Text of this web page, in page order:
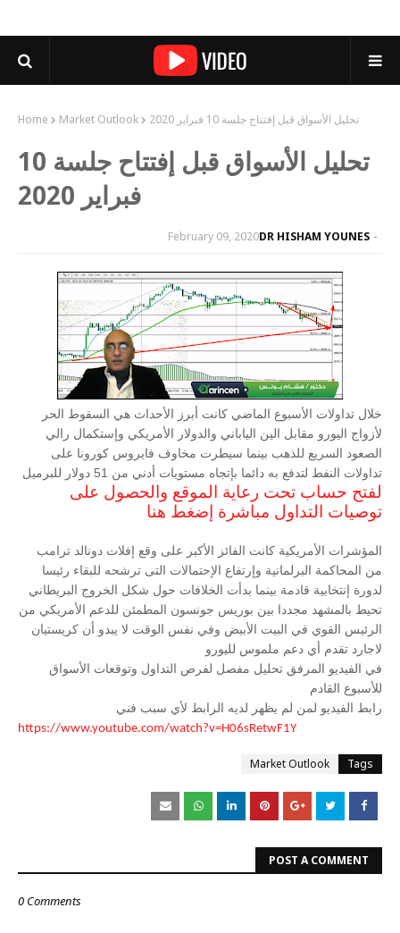
Home Market Outlook تحليل الأسواق قبل إفتتاح جلسة 10 فبراير 2020
تحليل الأسواق قبل إفتتاح جلسة 10
فبراير 2020
DR HISHAM YOUNES
February 09, 2020
خلال تداولات الأسبوع الماضي كانت أبرز الأحداث هي السقوط الحر
لأزواج اليورو مقابل الين الياباني والدولار الأمريكي وإستكمال رالي
الصعود السريع للذهب بينما سيطرت مخاوف فايروس كورونا على
تداولات النفط لتدفع به دائما بإتجاه مستويات أدني من 51 دولار للبرميل
لفتح حساب تحت رعاية الموقع والحصول على
توصيات التداول مباشرة إضغط هنا
المؤشرات الأمريكية كانت الفائز الأكبر على وقع إفلات دونالد ترامب
من المحاكمة البرلمانية وإرتفاع الإحتمالات التى ترشحه للبقاء رئيسا
لدورة إنتخابية قادمة بينما بدأت الخلافات حول شكل الخروج البريطاني
تحيط بالمشهد مجددا بين بوريس جونسون المطمئن للدعم الأمريكي من
الرئيس القوي في البيت الأبيض وفي نفس الوقت لا يبدو أن كريستيان
لاجارد تقدم أي دعم ملموس لليورو
في الفيديو المرفق تحليل مفصل لفرص التداول وتوقعات الأسواق
للأسبوع القادم
رابط الفيديو لمن لم يظهر لديه الرابط لأي سبب فني
https://www.youtube.com/watch?v=H06sRetwF1Y
Tags
Market Outlook
POST A COMMENT
0 Comments